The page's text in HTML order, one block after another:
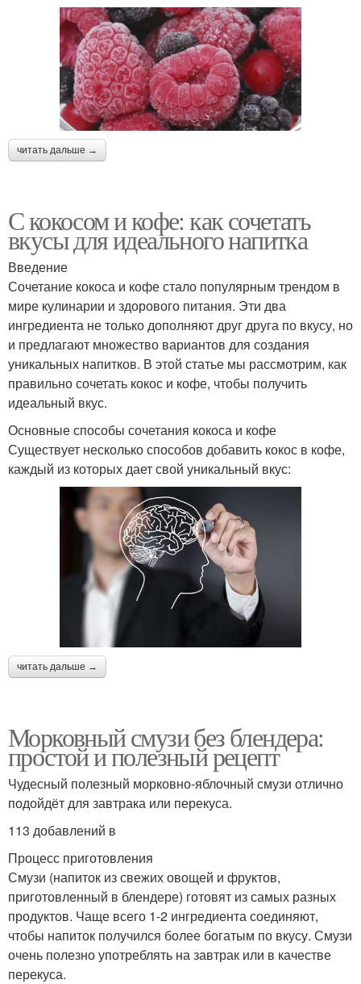
читать дальше →
С кокосом и кофе: как сочетать
вкусы для идеального напитка
Введение
Сочетание кокоса и кофе стало популярным трендом в
мире кулинарии и здорового питания. Эти два
ингредиента не только дополняют друг друга по вкусу, но
и предлагают множество вариантов для создания
уникальных напитков. В этой статье мы рассмотрим, как
правильно сочетать кокос и кофе, чтобы получить
идеальный вкус.
Основные способы сочетания кокоса и кофе
Существует несколько способов добавить кокос в кофе,
каждый из которых дает свой уникальный вкус:
читать дальше →
Морковный смузи без блендера:
простой и полезный рецепт
Чудесный полезный морковно-яблочный смузи отлично
подойдёт для завтрака или перекуса.
113 добавлений в
Процесс приготовления
Смузи (напиток из свежих овощей и фруктов,
приготовленный в блендере) готовят из самых разных
продуктов. Чаще всего 1-2 ингредиента соединяют,
чтобы напиток получился более богатым по вкусу. Смузи
очень полезно употреблять на завтрак или в качестве
перекуса.